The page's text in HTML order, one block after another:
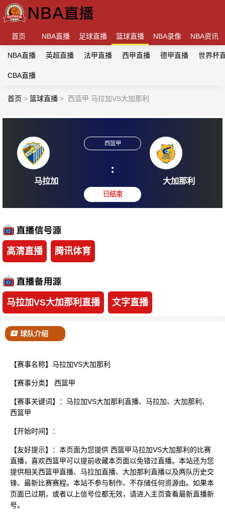
首页 NBA直播 足球直播 篮球直播 NBA录像 NBA资讯
NBA直播 英超直播 法甲直播 西甲直播 德甲直播 世界杯
CBA直播
首页 > 篮球直播 > 西篮甲 马拉加VS大加那利
:
高清直播 腾讯体育
马拉加VS大加那利直播 文字直播
球队介绍
【赛事名称】马拉加VS大加那利
【赛事分类】 西篮甲
【赛事关键词】：马拉加VS大加那利直播、马拉加、大加那利、
西篮甲
【开始时间】：
【友好提示】：本页面为您提供 西篮甲马拉加VS大加那利的比赛
直播，喜欢西篮甲可以提前收藏本页面以免错过直播。本站还为您
提供相关西篮甲直播、马拉加直播、大加那利直播以及两队历史交
锋、最新比赛赛程。本站不参与制作、不存储任何资源由。如果本
页面已过期，或者以上信号位都无效，请进入主页查看最新直播新
号。